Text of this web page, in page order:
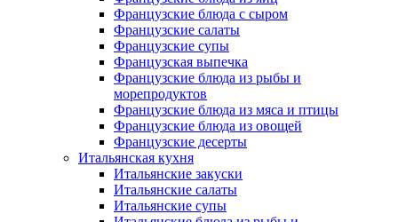
Французские блюда с сыром
Французские салаты
Французские супы
Французская выпечка
Французские блюда из рыбы и
морепродуктов
Французские блюда из мяса и птицы
Французские блюда из овощей
Французские десерты
Итальянская кухня
Итальянские закуски
Итальянские салаты
Итальянские супы